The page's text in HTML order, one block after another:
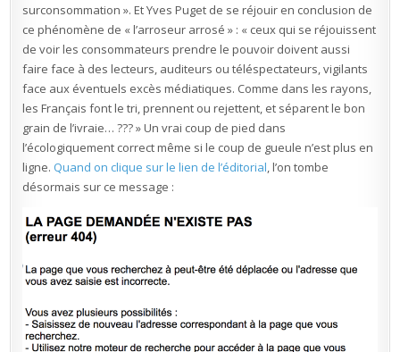
surconsommation ». Et Yves Puget de se réjouir en conclusion de
ce phénomène de « l’arroseur arrosé » : « ceux qui se réjouissent
de voir les consommateurs prendre le pouvoir doivent aussi
faire face à des lecteurs, auditeurs ou téléspectateurs, vigilants
face aux éventuels excès médiatiques. Comme dans les rayons,
les Français font le tri, prennent ou rejettent, et séparent le bon
grain de l’ivraie… ??? » Un vrai coup de pied dans
l’écologiquement correct même si le coup de gueule n’est plus en
ligne. Quand on clique sur le lien de l’éditorial, l’on tombe
désormais sur ce message :